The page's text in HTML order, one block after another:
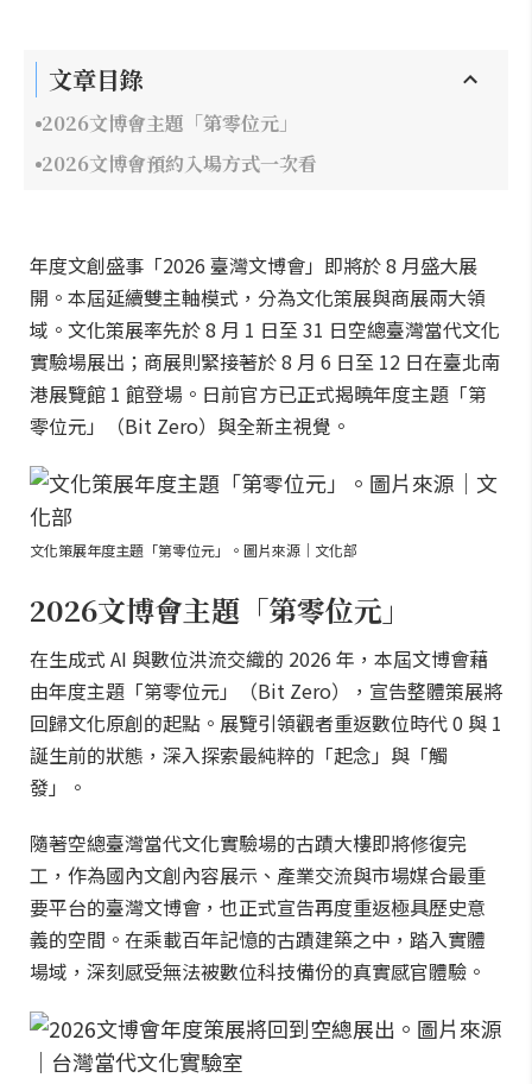
文章目錄
2026文博會主題「第零位元」
2026文博會預約入場方式一次看
年度文創盛事「2026 臺灣文博會」即將於 8 月盛大展
開。本屆延續雙主軸模式，分為文化策展與商展兩大領
域。文化策展率先於 8 月 1 日至 31 日空總臺灣當代文化
實驗場展出；商展則緊接著於 8 月 6 日至 12 日在臺北南
港展覽館 1 館登場。日前官方已正式揭曉年度主題「第
零位元」（Bit Zero）與全新主視覺。
文化策展年度主題「第零位元」。圖片來源｜文化部
2026文博會主題「第零位元」
在生成式 AI 與數位洪流交織的 2026 年，本屆文博會藉
由年度主題「第零位元」（Bit Zero），宣告整體策展將
回歸文化原創的起點。展覽引領觀者重返數位時代 0 與 1
誕生前的狀態，深入探索最純粹的「起念」與「觸
發」。
隨著空總臺灣當代文化實驗場的古蹟大樓即將修復完
工，作為國內文創內容展示、產業交流與市場媒合最重
要平台的臺灣文博會，也正式宣告再度重返極具歷史意
義的空間。在乘載百年記憶的古蹟建築之中，踏入實體
場域，深刻感受無法被數位科技備份的真實感官體驗。